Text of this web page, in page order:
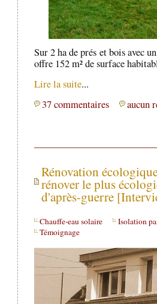
Sur 2 ha de prés et bois avec
offre 152 m² de surface
Lire la suite...
37 commentaires
aucun
Rénovation
rénover le plus
d'après-guerre
Chauffe-eau solaire
Isolation
Témoignage